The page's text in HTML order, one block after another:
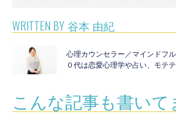
WRITTEN BY 谷本 由紀
心理カウンセラー／マインドフ
０代は恋愛心理学や占い、モテテ
こんな記事も書いて